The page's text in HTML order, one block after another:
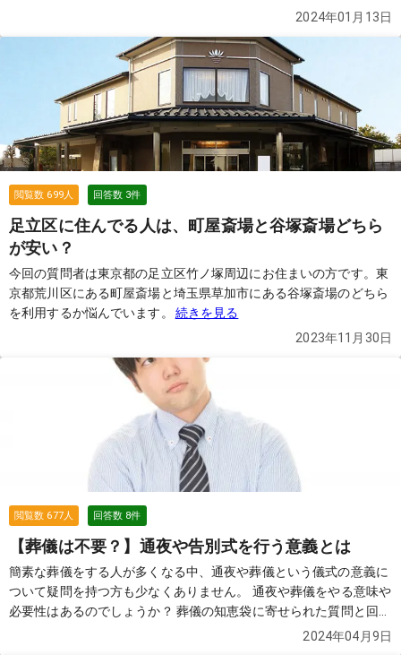
2024年01月13日
閲覧数 699人 回答数 3件
足立区に住んでる人は、町屋斎場と谷塚斎場どちら
が安い？
今回の質問者は東京都の足立区竹ノ塚周辺にお住まいの方です。東
京都荒川区にある町屋斎場と埼玉県草加市にある谷塚斎場のどちら
を利用するか悩んでいます。
続きを見る
2023年11月30日
閲覧数 677人 回答数 8件
【葬儀は不要？】通夜や告別式を行う意義とは
簡素な葬儀をする人が多くなる中、通夜や葬儀という儀式の意義に
ついて疑問を持つ方も少なくありません。 通夜や葬儀をやる意味や
必要性はあるのでしょうか？ 葬儀の知恵袋に寄せられた質問と回答
2024年04月9日